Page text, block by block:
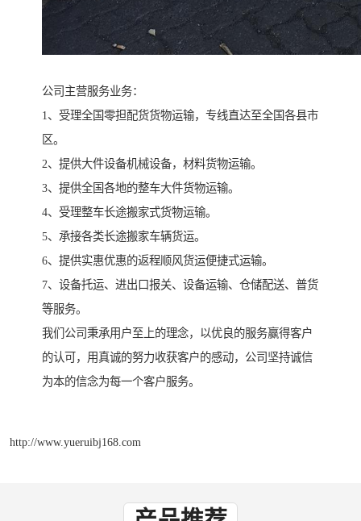
公司主营服务业务：
1、受理全国零担配货货物运输，专线直达至全国各县市
区。
2、提供大件设备机械设备，材料货物运输。
3、提供全国各地的整车大件货物运输。
4、受理整车长途搬家式货物运输。
5、承接各类长途搬家车辆货运。
6、提供实惠优惠的返程顺风货运便捷式运输。
7、设备托运、进出口报关、设备运输、仓储配送、普货
等服务。
我们公司秉承用户至上的理念，以优良的服务赢得客户
的认可，用真诚的努力收获客户的感动，公司坚持诚信
为本的信念为每一个客户服务。
http://www.yueruibj168.com